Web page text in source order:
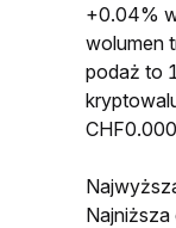
+0.04%
wolumen
podaż to
Najniższa